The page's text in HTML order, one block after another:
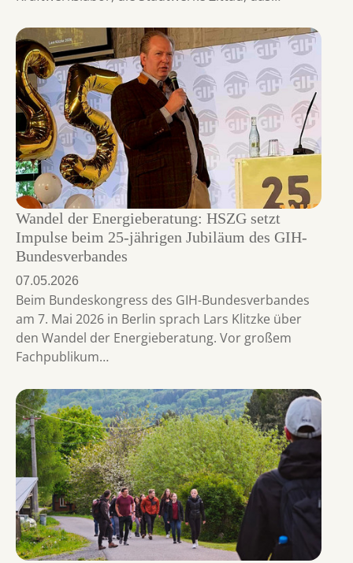
Wandel der Energieberatung: HSZG setzt
Impulse beim 25-jährigen Jubiläum des GIH-
Bundesverbandes
07.05.2026
Beim Bundeskongress des GIH-Bundesverbandes
am 7. Mai 2026 in Berlin sprach Lars Klitzke über
den Wandel der Energieberatung. Vor großem
Fachpublikum…